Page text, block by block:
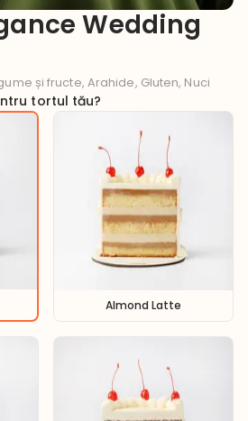
Wedding
și fructe, Arahide, Gluten, Nuci
tortul tău?
Almond Latte